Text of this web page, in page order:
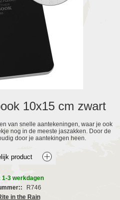
10x15 cm zwart
van snelle aantekeningen, waar je ook
nog in de meeste jaszakken. Door de
door je aantekingen heen.
3 werkdagen
R746
in the Rain